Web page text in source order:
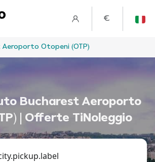
€
Aeroporto Otopeni (OTP)
Bucharest Aeroporto
| Offerte TiNoleggio